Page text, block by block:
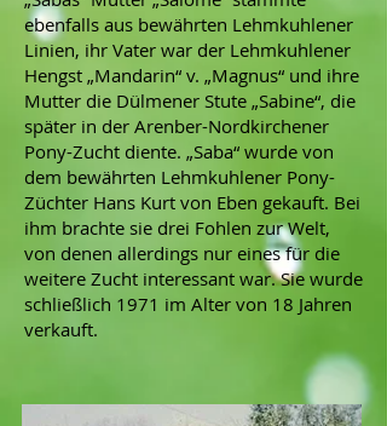
ebenfalls aus bewährten Lehmkuhlener
Linien, ihr Vater war der Lehmkuhlener
Hengst „Mandarin“ v. „Magnus“ und ihre
Mutter die Dülmener Stute „Sabine“, die
später in der Arenber-Nordkirchener
Pony-Zucht diente. „Saba“ wurde von
dem bewährten Lehmkuhlener Pony-
Züchter Hans Kurt von Eben gekauft. Bei
ihm brachte sie drei Fohlen zur Welt,
von denen allerdings nur eines für die
weitere Zucht interessant war. Sie wurde
schließlich 1971 im Alter von 18 Jahren
verkauft.